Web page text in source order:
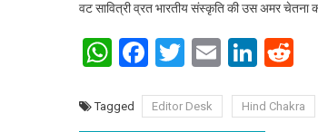
वट सावित्री व्रत भारतीय संस्कृति की उस अमर चेतना
WhatsApp
Facebook
Twitter
Email
Tagged Editor Desk Hind Chakra